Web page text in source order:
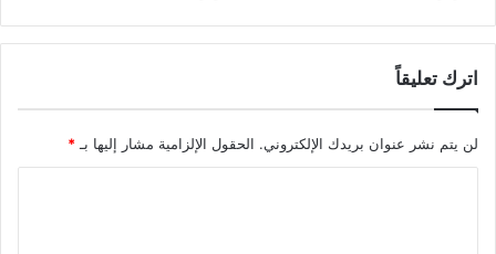
اترك تعليقاً
لن يتم نشر عنوان بريدك الإلكتروني. الحقول الإلزامية مشار إليها بـ *